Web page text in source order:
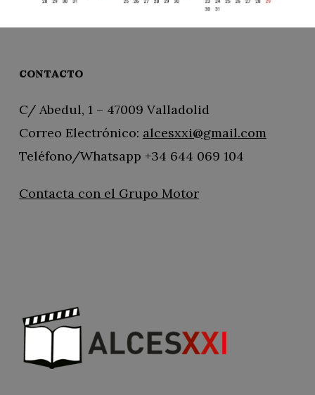
CONTACTO
C/ Abedul, 1 – 47009 Valladolid
Correo Electrónico: alcesxxi@gmail.com
Teléfono/Whatsapp +34 644 069 104
Contacta con el Grupo Motor